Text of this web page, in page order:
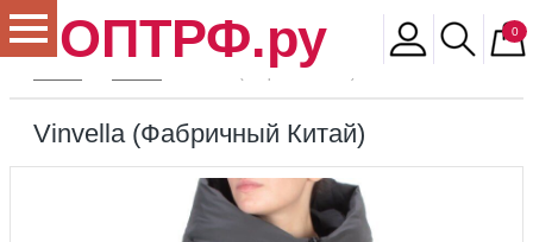
ОПТРФ.ру 0
Vinvella (Фабричный Китай)